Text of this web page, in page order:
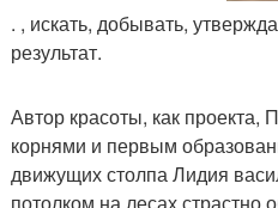
. , искать, добывать,
результат.
Автор красоты, как проекта,
корнями и первым
движущих столпа Лидия